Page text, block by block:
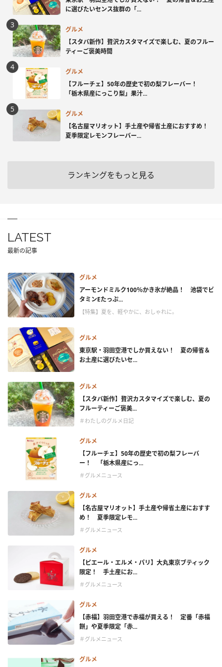
に選びたいセンス抜群の「...
グルメ
【スタバ新作】贅沢カスタマイズで楽しむ、夏のフルー
ティーご褒美時間
グルメ
【フルーチェ】50年の歴史で初の梨フレーバー！
「栃木県産にっこり梨」果汁...
グルメ
【名古屋マリオット】手土産や帰省土産におすすめ！
夏季限定レモンフレーバー...
ランキングをもっと見る
LATEST
最新の記事
グルメ
アーモンドミルク100％かき氷が絶品！ 池袋でビ
タミンEたっぷ...
【特集】夏を、軽やかに、おしゃれに。
グルメ
東京駅・羽田空港でしか買えない！ 夏の帰省＆
お土産に選びたいセ...
グルメ
【スタバ新作】贅沢カスタマイズで楽しむ、夏の
フルーティーご褒美...
＃わたしのグルメ日記
グルメ
【フルーチェ】50年の歴史で初の梨フレーバ
ー！ 「栃木県産にっ...
＃グルメニュース
グルメ
【名古屋マリオット】手土産や帰省土産におすす
め！ 夏季限定レモ...
＃グルメニュース
グルメ
【ピエール・エルメ・パリ】大丸東京ブティック
限定！ 手土産にお...
＃グルメニュース
グルメ
【赤福】羽田空港で赤福が買える！ 定番「赤福
餅」や夏季限定「赤...
＃グルメニュース
グルメ